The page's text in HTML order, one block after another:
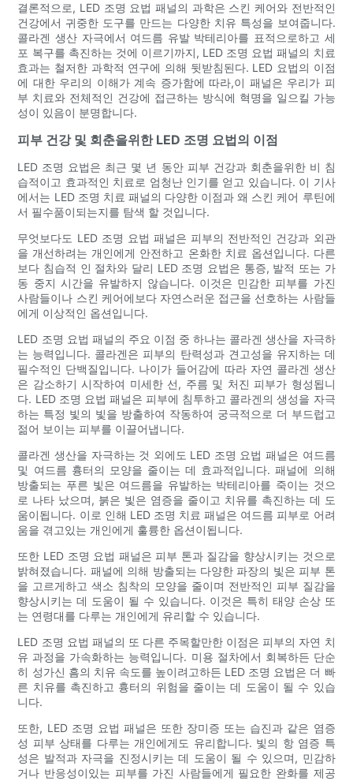
결론적으로, LED 조명 요법 패널의 과학은 스킨 케어와 전반적인
건강에서 귀중한 도구를 만드는 다양한 치유 특성을 보여줍니다.
콜라겐 생산 자극에서 여드름 유발 박테리아를 표적으로하고 세
포 복구를 촉진하는 것에 이르기까지, LED 조명 요법 패널의 치료
효과는 철저한 과학적 연구에 의해 뒷받침된다. LED 요법의 이점
에 대한 우리의 이해가 계속 증가함에 따라,이 패널은 우리가 피
부 치료와 전체적인 건강에 접근하는 방식에 혁명을 일으킬 가능
성이 있음이 분명합니다.
피부 건강 및 회춘을위한 LED 조명 요법의 이점
LED 조명 요법은 최근 몇 년 동안 피부 건강과 회춘을위한 비 침
습적이고 효과적인 치료로 엄청난 인기를 얻고 있습니다. 이 기사
에서는 LED 조명 치료 패널의 다양한 이점과 왜 스킨 케어 루틴에
서 필수품이되는지를 탐색 할 것입니다.
무엇보다도 LED 조명 요법 패널은 피부의 전반적인 건강과 외관
을 개선하려는 개인에게 안전하고 온화한 치료 옵션입니다. 다른
보다 침습적 인 절차와 달리 LED 조명 요법은 통증, 발적 또는 가
동 중지 시간을 유발하지 않습니다. 이것은 민감한 피부를 가진
사람들이나 스킨 케어에보다 자연스러운 접근을 선호하는 사람들
에게 이상적인 옵션입니다.
LED 조명 요법 패널의 주요 이점 중 하나는 콜라겐 생산을 자극하
는 능력입니다. 콜라겐은 피부의 탄력성과 견고성을 유지하는 데
필수적인 단백질입니다. 나이가 들어감에 따라 자연 콜라겐 생산
은 감소하기 시작하여 미세한 선, 주름 및 처진 피부가 형성됩니
다. LED 조명 요법 패널은 피부에 침투하고 콜라겐의 생성을 자극
하는 특정 빛의 빛을 방출하여 작동하여 궁극적으로 더 부드럽고
젊어 보이는 피부를 이끌어냅니다.
콜라겐 생산을 자극하는 것 외에도 LED 조명 요법 패널은 여드름
및 여드름 흉터의 모양을 줄이는 데 효과적입니다. 패널에 의해
방출되는 푸른 빛은 여드름을 유발하는 박테리아를 죽이는 것으
로 나타 났으며, 붉은 빛은 염증을 줄이고 치유를 촉진하는 데 도
움이됩니다. 이로 인해 LED 조명 치료 패널은 여드름 피부로 어려
움을 겪고있는 개인에게 훌륭한 옵션이됩니다.
또한 LED 조명 요법 패널은 피부 톤과 질감을 향상시키는 것으로
밝혀졌습니다. 패널에 의해 방출되는 다양한 파장의 빛은 피부 톤
을 고르게하고 색소 침착의 모양을 줄이며 전반적인 피부 질감을
향상시키는 데 도움이 될 수 있습니다. 이것은 특히 태양 손상 또
는 연령대를 다루는 개인에게 유리할 수 있습니다.
LED 조명 요법 패널의 또 다른 주목할만한 이점은 피부의 자연 치
유 과정을 가속화하는 능력입니다. 미용 절차에서 회복하든 단순
히 성가신 흠의 치유 속도를 높이려고하든 LED 조명 요법은 더 빠
른 치유를 촉진하고 흉터의 위험을 줄이는 데 도움이 될 수 있습
니다.
또한, LED 조명 요법 패널은 또한 장미증 또는 습진과 같은 염증
성 피부 상태를 다루는 개인에게도 유리합니다. 빛의 항 염증 특
성은 발적과 자극을 진정시키는 데 도움이 될 수 있으며, 민감하
거나 반응성이있는 피부를 가진 사람들에게 필요한 완화를 제공